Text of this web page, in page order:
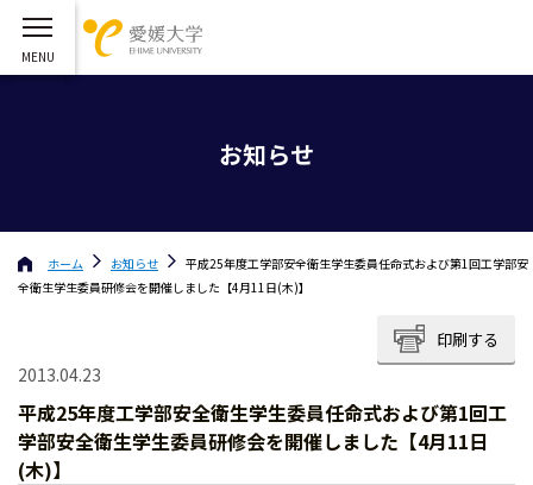
お知らせ
ホーム お知らせ
平成25年度工学部安全衛生学生委員任命式および第1回工学部安
全衛生学生委員研修会を開催しました【4月11日(木)】
印刷する
2013.04.23
平成25年度工学部安全衛生学生委員任命式および第1回工
学部安全衛生学生委員研修会を開催しました【4月11日
(木)】